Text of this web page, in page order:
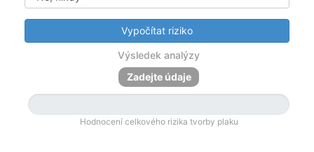
Vypočítat riziko
Výsledek analýzy
Zadejte údaje
Hodnocení celkového rizika tvorby plaku